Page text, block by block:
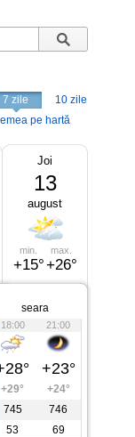
7 zile
10 zile
pe hartă
Joi
13
august
min.
+15°
max.
+26°
seara
18:00 21:00
+23°
+29°
+24°
745
746
53
69